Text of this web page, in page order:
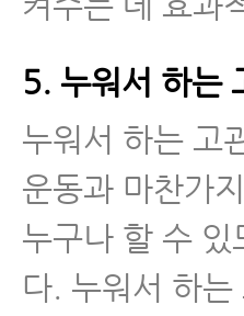
크 환자가
- 허리디스크
- 허리디스크
유와 해결 방
- 허리디스
도대체 무엇
5. 누워서 하는
누워서 하는 고
운동과 마찬가
누구나 할 수
다. 누워서 하